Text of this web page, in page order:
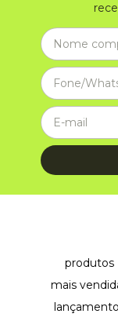
produtos
mais